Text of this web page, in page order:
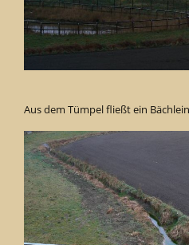
Aus dem Tümpel fließt ein